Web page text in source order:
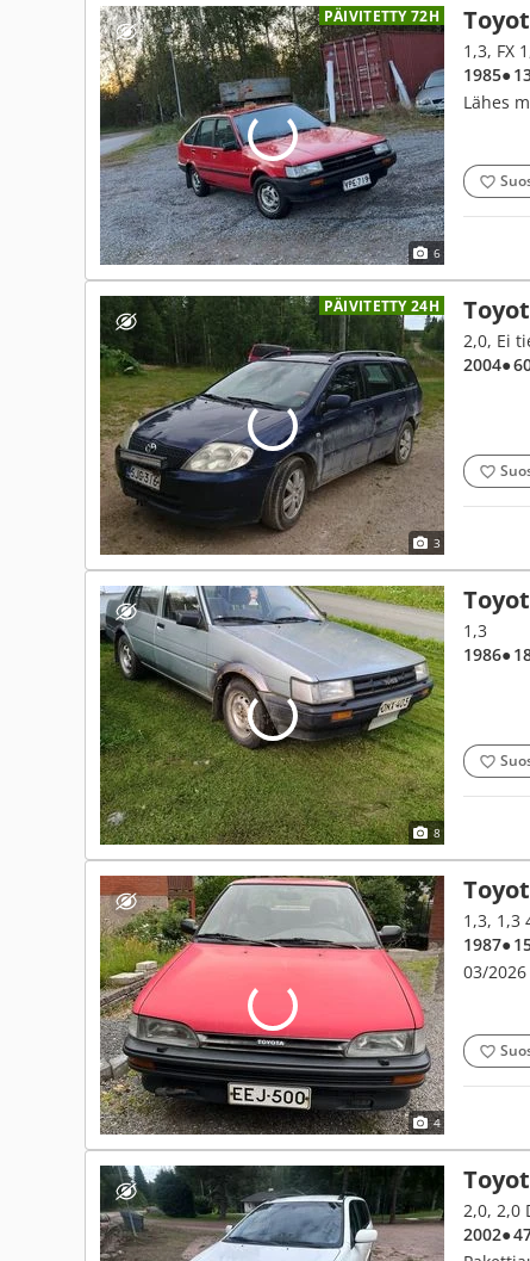
PÄIVITETTY 72H
6
1,3, FX
1985●
Lähes
PÄIVITETTY 24H
3
2,0, Ei
2004●
8
1,3
1986●
4
1,3, 1,3
1987●
03/
2,0, 2,0
2002●